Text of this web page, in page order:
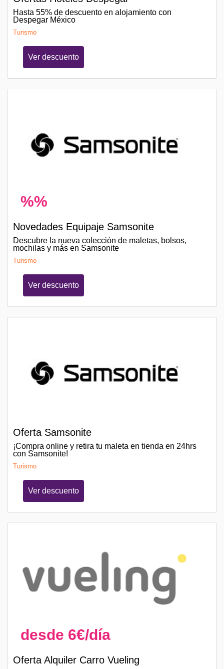
Hasta 55% de descuento en alojamiento con
Despegar México
Turismo
Ver descuento
%%
Novedades Equipaje Samsonite
Descubre la nueva colección de maletas, bolsos,
mochilas y más en Samsonite
Turismo
Ver descuento
Oferta Samsonite
¡Compra online y retira tu maleta en tienda en 24hrs
con Samsonite!
Turismo
Ver descuento
desde 6€/día
Oferta Alquiler Carro Vueling